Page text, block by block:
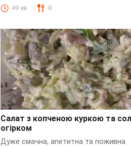
49 хв 8
З куркою
Салат з копченою куркою та
огірком
Дуже смачна, апетитна та поживна